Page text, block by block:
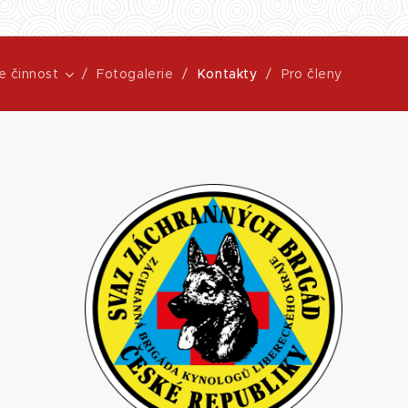
činnost Fotogalerie Kontakty Pro členy